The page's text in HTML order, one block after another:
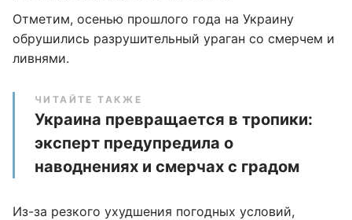
Отметим, осенью прошлого года на Украину
обрушились разрушительный ураган со смерчем и
ливнями.
ЧИТАЙТЕ ТАКЖЕ
Украина превращается в тропики:
эксперт предупредила о
наводнениях и смерчах с градом
Из-за резкого ухудшения погодных условий,